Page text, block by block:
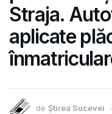
Straja.
aplicate
de Știrea Sucevei